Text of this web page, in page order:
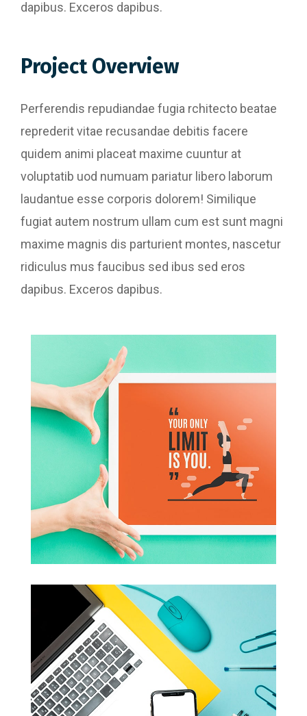
dapibus. Exceros dapibus.
Project Overview
Perferendis repudiandae fugia rchitecto beatae
reprederit vitae recusandae debitis facere
quidem animi placeat maxime cuuntur at
voluptatib uod numuam pariatur libero laborum
laudantue esse corporis dolorem! Similique
fugiat autem nostrum ullam cum est sunt magni
maxime magnis dis parturient montes, nascetur
ridiculus mus faucibus sed ibus sed eros
dapibus. Exceros dapibus.